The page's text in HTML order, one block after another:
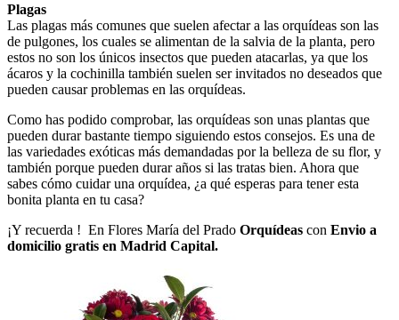
Plagas
Las plagas más comunes que suelen afectar a las orquídeas son las
de pulgones, los cuales se alimentan de la salvia de la planta, pero
estos no son los únicos insectos que pueden atacarlas, ya que los
ácaros y la cochinilla también suelen ser invitados no deseados que
pueden causar problemas en las orquídeas.
Como has podido comprobar, las orquídeas son unas plantas que
pueden durar bastante tiempo siguiendo estos consejos. Es una de
las variedades exóticas más demandadas por la belleza de su flor, y
también porque pueden durar años si las tratas bien. Ahora que
sabes cómo cuidar una orquídea, ¿a qué esperas para tener esta
bonita planta en tu casa?
¡Y recuerda ! En Flores María del Prado Orquídeas con Envio a
domicilio gratis en Madrid Capital.